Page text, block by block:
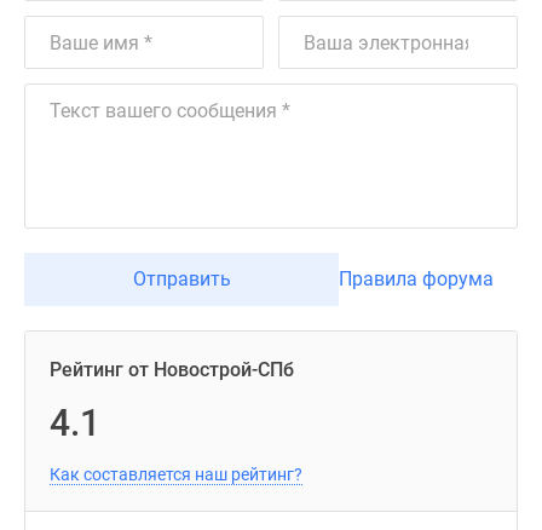
Отправить Правила форума
Рейтинг от Новострой-СПб
4.1
Как составляется наш рейтинг?